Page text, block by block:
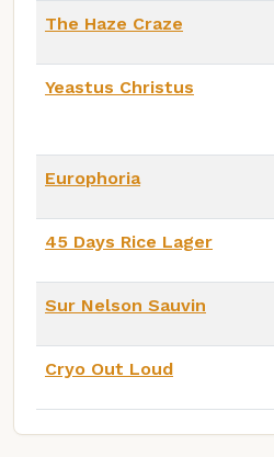
The Haze Craze
Yeastus Christus
Europhoria
45 Days Rice Lager
Sur Nelson Sauvin
Cryo Out Loud